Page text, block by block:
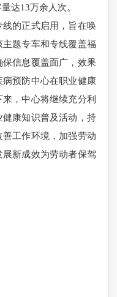
达13万余人次。
的正式启用，旨在唤
题专车和专线覆盖福
信息覆盖面广，效果
预防中心在职业健康
，中心将继续充分利
康知识普及活动，持
工作环境，加强劳动
新成效为劳动者保驾